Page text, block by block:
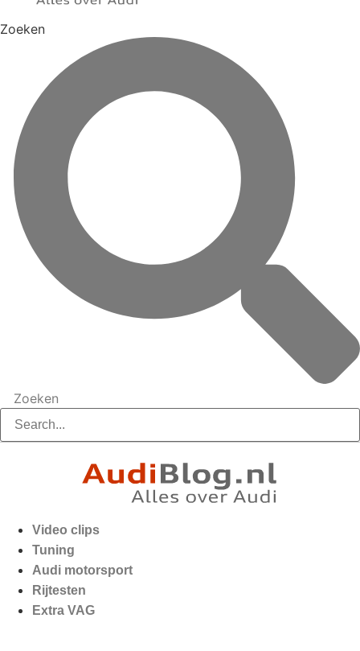
Zoeken
Zoeken
Video clips
Tuning
Audi motorsport
Rijtesten
Extra VAG